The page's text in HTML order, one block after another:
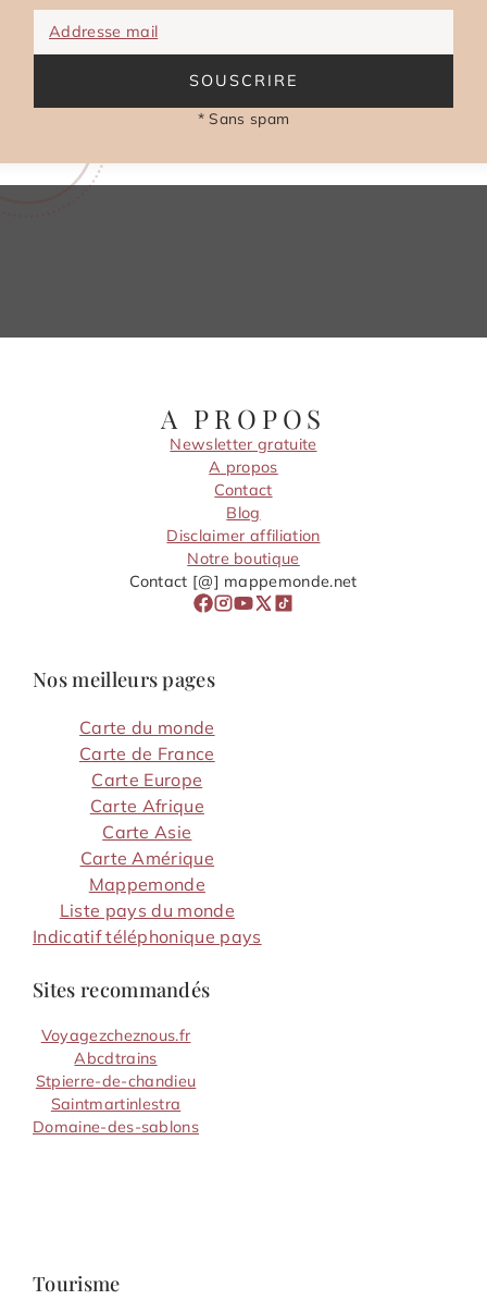
Addresse mail
SOUSCRIRE
* Sans spam
A PROPOS
Newsletter gratuite
A propos
Contact
Blog
Disclaimer affiliation
Notre boutique
Contact [@] mappemonde.net
Nos meilleurs pages
Carte du monde
Carte de France
Carte Europe
Carte Afrique
Carte Asie
Carte Amérique
Mappemonde
Liste pays du monde
Indicatif téléphonique pays
Sites recommandés
Voyagezcheznous.fr
Abcdtrains
Stpierre-de-chandieu
Saintmartinlestra
Domaine-des-sablons
Tourisme